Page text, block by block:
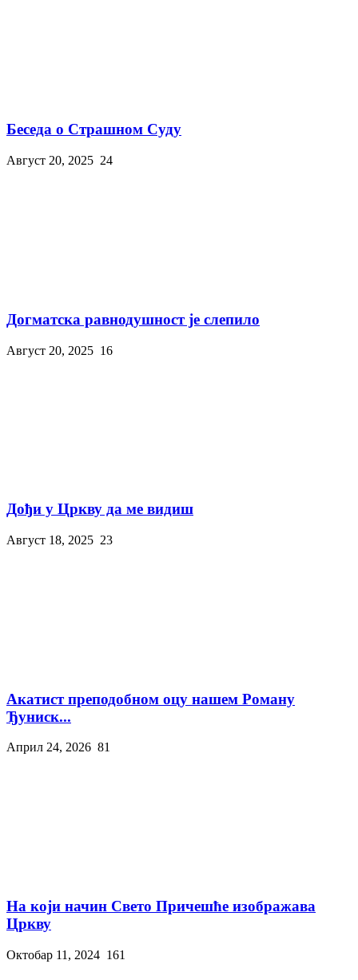
Беседа о Страшном Суду
Август 20, 2025 24
Догматска равнодушност је слепило
Август 20, 2025 16
Дођи у Цркву да ме видиш
Август 18, 2025 23
Акатист преподобном оцу нашем Роману
Ђуниск...
Април 24, 2026 81
На који начин Свето Причешће изображава
Цркву
Октобар 11, 2024 161